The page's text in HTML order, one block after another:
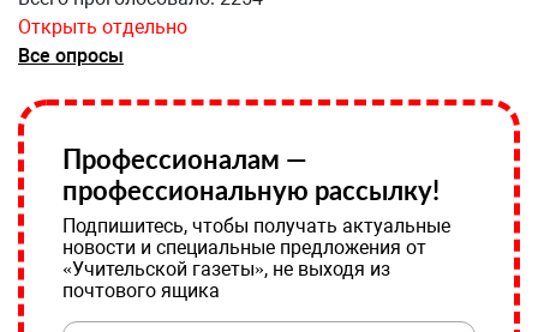
Открыть отдельно
Все опросы
Профессионалам —
профессиональную рассылку!
Подпишитесь, чтобы получать актуальные
новости и специальные предложения от
«Учительской газеты», не выходя из
почтового ящика